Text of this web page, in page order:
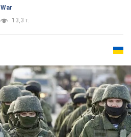
War
13,3 т.